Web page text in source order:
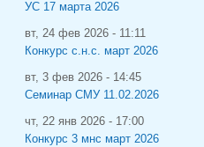
УС 17 марта 2026
вт, 24 фев 2026 - 11:11
Конкурс с.н.с. март 2026
вт, 3 фев 2026 - 14:45
Семинар СМУ 11.02.2026
чт, 22 янв 2026 - 17:00
Конкурс 3 мнс март 2026